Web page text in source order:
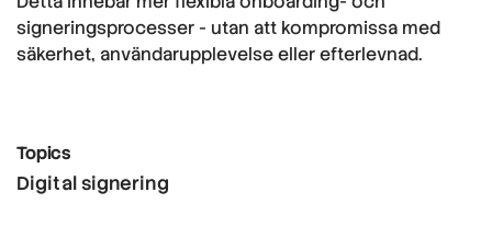
signeringsprocesser - utan att kompromissa med
säkerhet, användarupplevelse eller efterlevnad.
Topics
Digital signering